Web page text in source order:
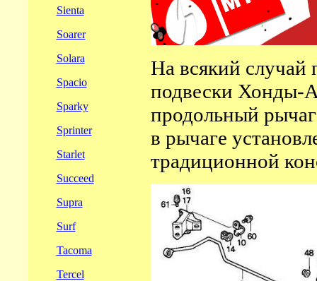
Sienta
Soarer
Solara
Spacio
Sparky
Sprinter
Starlet
Succeed
Supra
Surf
Tacoma
Tercel
На всякий
подвески Хонды-
продольный
в рычаге
традиционной